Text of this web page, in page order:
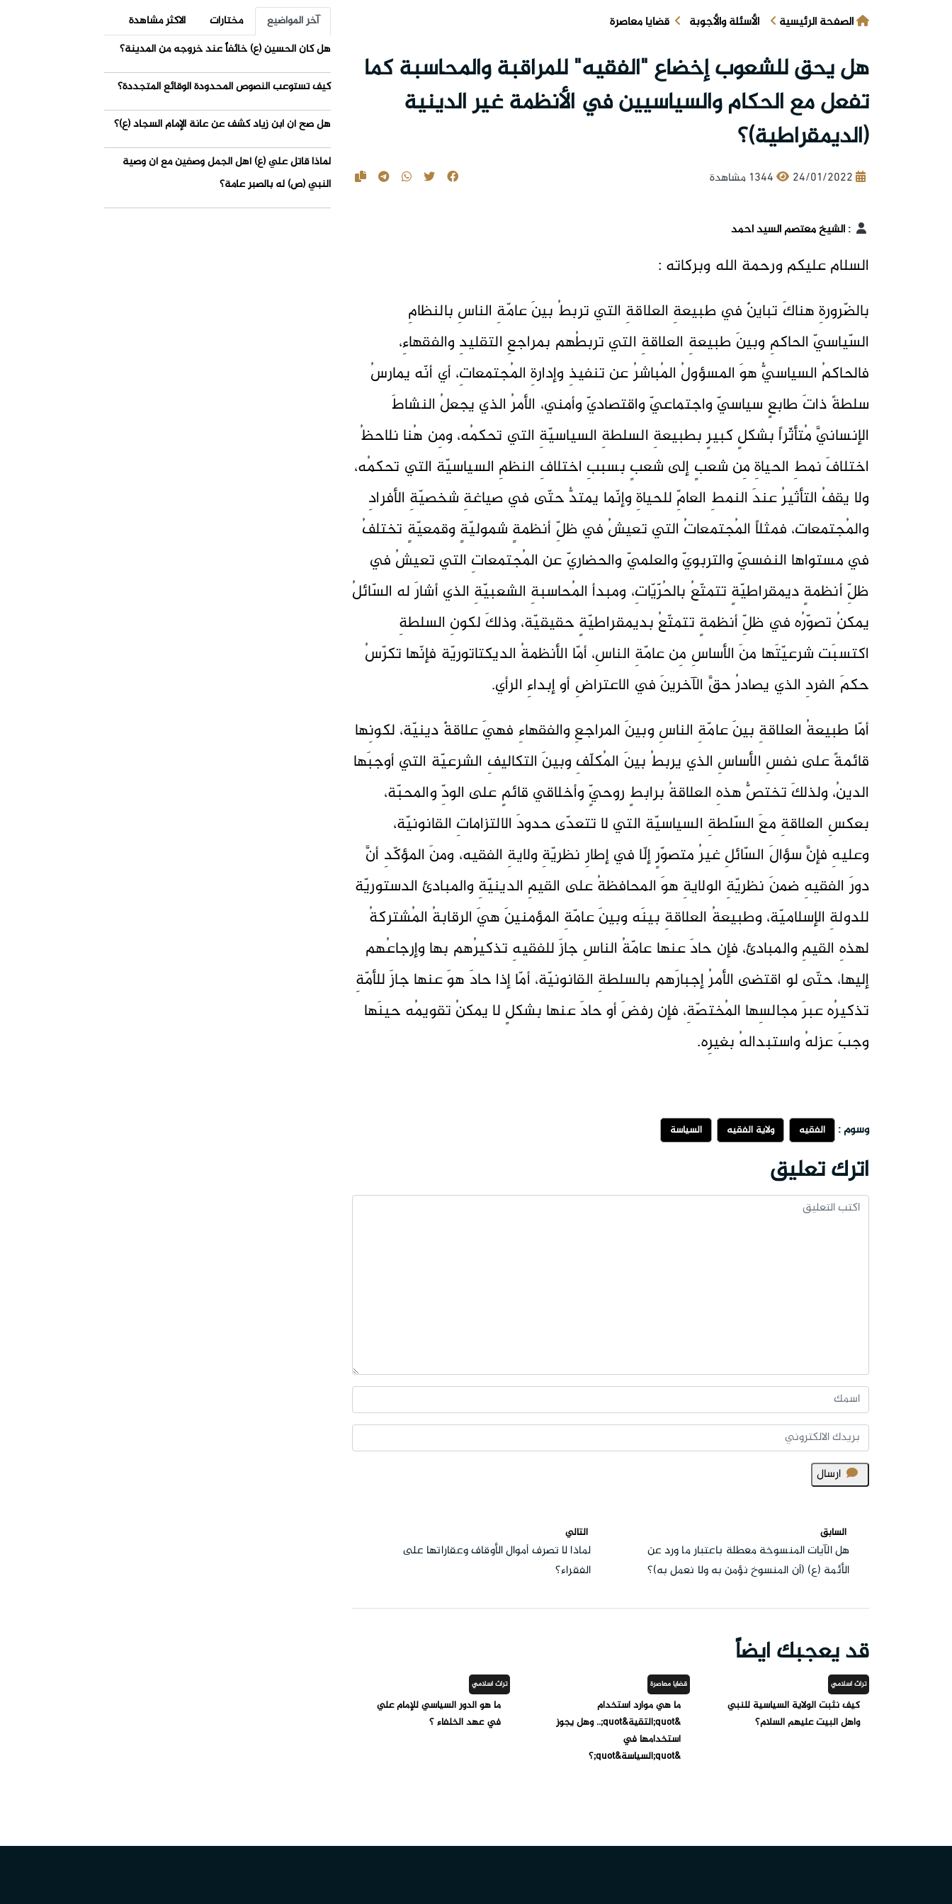
الصفحة الرئيسية الأسئلة والأجوبة قضايا معاصرة
هل يحق للشعوب إخضاع "الفقيه" للمراقبة والمحاسبة كما
تفعل مع الحكام والسياسيين في الأنظمة غير الدينية
(الديمقراطية)؟
24/01/2022 1344 مشاهدة
:الشيخ معتصم السيد احمد
السلام عليكم ورحمة الله وبركاته :
بالضّرورةِ هناكَ تباينٌ في طبيعةِ العلاقةِ التي تربطُ بينَ عامّةِ الناسِ بالنظامِ
السّياسيّ الحاكمِ وبينَ طبيعةِ العلاقةِ التي تربطُهم بمراجعِ التقليدِ والفقهاءِ،
فالحاكمُ السياسيُّ هوَ المسؤولُ المُباشرُ عن تنفيذِ وإدارةِ المُجتمعاتِ، أي أنّه يمارسُ
سلطةً ذاتَ طابعٍ سياسيّ واجتماعيّ واقتصاديّ وأمني، الأمرُ الذي يجعلُ النشاطَ
الإنسانيَّ مُتأثّراً بشكلٍ كبيرٍ بطبيعةِ السلطةِ السياسيّةِ التي تحكمُه، ومِن هُنا نلاحظُ
اختلافَ نمطِ الحياةِ مِن شعبٍ إلى شعبٍ بسببِ اختلافِ النظمِ السياسيّة التي تحكمُه،
ولا يقفُ التأثيرُ عندَ النمطِ العامِّ للحياةِ وإنّما يمتدُّ حتّى في صياغةِ شخصيّةِ الأفرادِ
والمُجتمعات، فمثلاً المُجتمعاتُ التي تعيشُ في ظلِّ أنظمةٍ شموليّةٍ وقمعيّةٍ تختلفُ
في مستواها النفسيّ والتربويّ والعلميّ والحضاريّ عن المُجتمعاتِ التي تعيشُ في
ظلِّ أنظمةٍ ديمقراطيّةٍ تتمتّعُ بالحُرّيّاتِ، ومبدأ المُحاسبةِ الشعبيّةِ الذي أشارَ له السّائلُ
يمكنُ تصوّرُه في ظلِّ أنظمةٍ تتمتّعُ بديمقراطيّةٍ حقيقيّة، وذلكَ لكونِ السلطةِ
اكتسبَت شرعيّتَها منَ الأساسِ مِن عامّةِ الناسِ، أمّا الأنظمةُ الديكتاتوريّة فإنّها تكرّسُ
حكمَ الفردِ الذي يصادرُ حقَّ الآخرينَ في الاعتراضِ أو إبداءِ الرأي.
أمّا طبيعةُ العلاقةِ بينَ عامّةِ الناسِ وبينَ المراجعِ والفقهاءِ فهيَ علاقةٌ دينيّة، لكونِها
قائمةً على نفسِ الأساسِ الذي يربطُ بينَ المُكلّفِ وبينَ التكاليفِ الشرعيّة التي أوجبَها
الدينُ، ولذلكَ تختصُّ هذهِ العلاقةُ برابطٍ روحيٍّ وأخلاقي قائمٍ على الودِّ والمحبّة،
بعكسِ العلاقةِ معَ السّلطةِ السياسيّة التي لا تتعدّى حدودَ الالتزاماتِ القانونيّة،
وعليهِ فإنَّ سؤالَ السّائلِ غيرُ متصوّرٍ إلّا في إطارِ نظريّةِ ولايةِ الفقيه، ومنَ المؤكّدِ أنَّ
دورَ الفقيهِ ضمنَ نظريّةِ الولايةِ هوَ المحافظةُ على القيمِ الدينيّةِ والمبادئ الدستوريّة
للدولةِ الإسلاميّة، وطبيعةُ العلاقةِ بينَه وبينَ عامّةِ المؤمنينَ هيَ الرقابةُ المُشتركةُ
لهذهِ القيمِ والمبادئ، فإن حادَ عنها عامّةُ الناسِ جازَ للفقيهِ تذكيرُهم بها وإرجاعُهم
إليها، حتّى لو اقتضى الأمرُ إجبارَهم بالسلطةِ القانونيّة، أمّا إذا حادَ هوَ عنها جازَ للأمّةِ
تذكيرُه عبرَ مجالسِها المُختصّةِ، فإن رفضَ أو حادَ عنها بشكلٍ لا يمكنُ تقويمُه حينَها
وجبَ عزلهُ واستبدالهُ بغيرِه.
وسوم : الفقيه ولاية الفقيه السياسة
اترك تعليق
ارسال
السابق
هل الآيات المنسوخة معطلة باعتبار ما ورد عن
الأئمة (ع) (أن المنسوخ نؤمن به ولا نعمل به)؟
التالي
لماذا لا تصرف أموال الأوقاف وعقاراتها على
الفقراء؟
قد يعجبك ايضاً
تراث اسلامي
كيف نثبت الولاية السياسية للنبي
وأهل البيت عليهم السلام؟
قضايا معاصرة
ما هي موارد استخدام
&quot;التقية&quot;.. وهل يجوز
استخدامها في
&quot;السياسة&quot;؟
تراث اسلامي
ما هو الدور السياسي للإمام علي
في عهد الخلفاء ؟
آخر المواضيع مختارات
الاكثر مشاهدة
هل كان الحسين (ع) خائفاً عند خروجه من المدينة؟
كيف تستوعب النصوص المحدودة الوقائع المتجددة؟
هل صح أن ابن زياد كشف عن عانة الإمام السجاد (ع)؟
لماذا قاتل علي (ع) أهل الجمل وصفين مع أن وصية
النبي (ص) له بالصبر عامة؟